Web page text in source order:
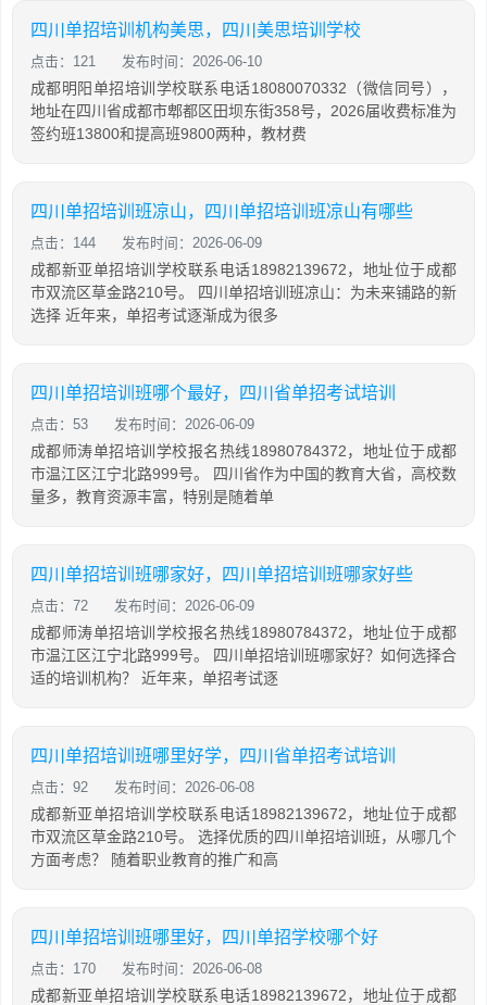
四川单招培训机构美思，四川美思培训学校
点击：121 发布时间：2026-06-10
成都明阳单招培训学校联系电话18080070332（微信同号），
地址在四川省成都市郫都区田坝东街358号，2026届收费标准为
签约班13800和提高班9800两种，教材费
四川单招培训班凉山，四川单招培训班凉山有哪些
点击：144 发布时间：2026-06-09
成都新亚单招培训学校联系电话18982139672，地址位于成都
市双流区草金路210号。 四川单招培训班凉山：为未来铺路的新
选择 近年来，单招考试逐渐成为很多
四川单招培训班哪个最好，四川省单招考试培训
点击：53 发布时间：2026-06-09
成都师涛单招培训学校报名热线18980784372，地址位于成都
市温江区江宁北路999号。 四川省作为中国的教育大省，高校数
量多，教育资源丰富，特别是随着单
四川单招培训班哪家好，四川单招培训班哪家好些
点击：72 发布时间：2026-06-09
成都师涛单招培训学校报名热线18980784372，地址位于成都
市温江区江宁北路999号。 四川单招培训班哪家好？如何选择合
适的培训机构？ 近年来，单招考试逐
四川单招培训班哪里好学，四川省单招考试培训
点击：92 发布时间：2026-06-08
成都新亚单招培训学校联系电话18982139672，地址位于成都
市双流区草金路210号。 选择优质的四川单招培训班，从哪几个
方面考虑？ 随着职业教育的推广和高
四川单招培训班哪里好，四川单招学校哪个好
点击：170 发布时间：2026-06-08
成都新亚单招培训学校联系电话18982139672，地址位于成都